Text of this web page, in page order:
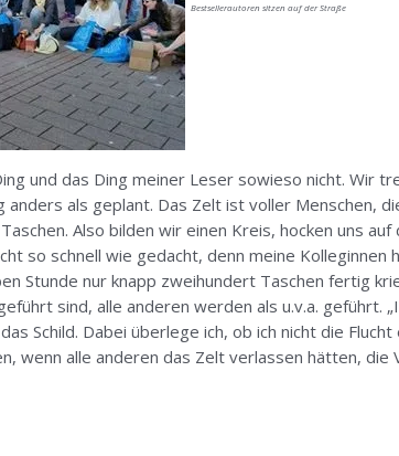
Bestsellerautoren sitzen auf der Straße
und das Ding meiner Leser sowieso nicht. Wir
als geplant. Das Zelt ist voller Menschen,
Also bilden wir einen Kreis, hocken uns
so schnell wie gedacht, denn meine
Stunde nur knapp zweihundert Taschen fertig
sind, alle anderen werden als u.v.a. geführt.
Schild. Dabei überlege ich, ob ich nicht die
wenn alle anderen das Zelt verlassen hätten, die